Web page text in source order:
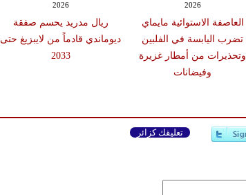
2026
ريال مدريد يحسم صفقة
ديوماندي قادماً من لايبزيغ حتى
2033
2026
العاصفة الاستوائية مايماي
تضرب اليابسة في الفلبين
وتحذيرات من أمطار غزيرة
وفيضانات
تعليقك كزائر